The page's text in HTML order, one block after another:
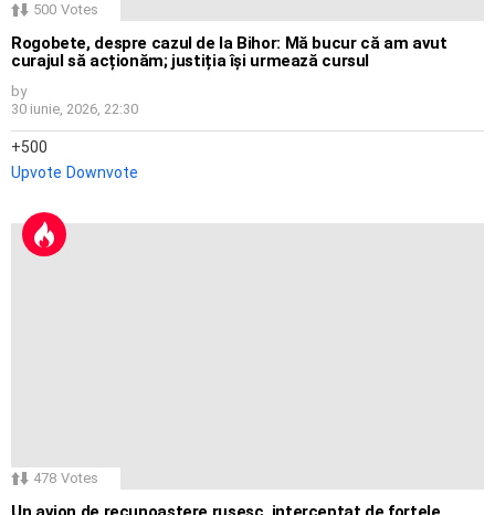
500 Votes
Rogobete, despre cazul de la Bihor: Mă bucur că am avut
curajul să acționăm; justiția își urmează cursul
by
30 iunie, 2026, 22:30
500
Upvote Downvote
478 Votes